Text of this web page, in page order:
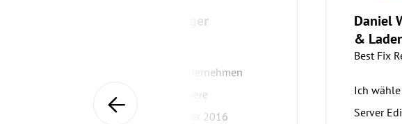
Taylor Reinhold, IT Manager
AOMEI Backupper hat unser Unternehmen
praktisch gerettet, indem es unsere
Auftragsdaten in Windows Server 2016
Daniel
&
Best Fix
Ich
Server